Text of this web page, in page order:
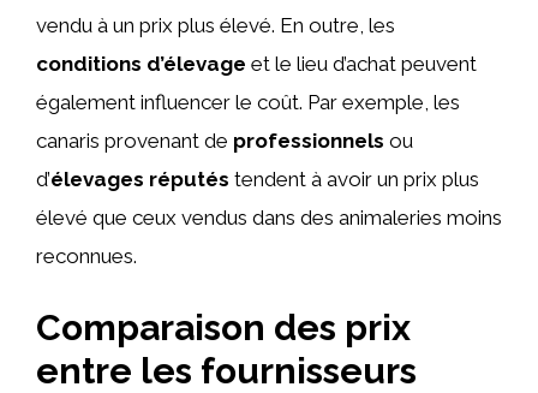
vendu à un prix plus élevé. En outre, les
conditions d’élevage et le lieu d’achat peuvent
également influencer le coût. Par exemple, les
canaris provenant de professionnels ou
d’élevages réputés tendent à avoir un prix plus
élevé que ceux vendus dans des animaleries moins
reconnues.
Comparaison des prix
entre les fournisseurs